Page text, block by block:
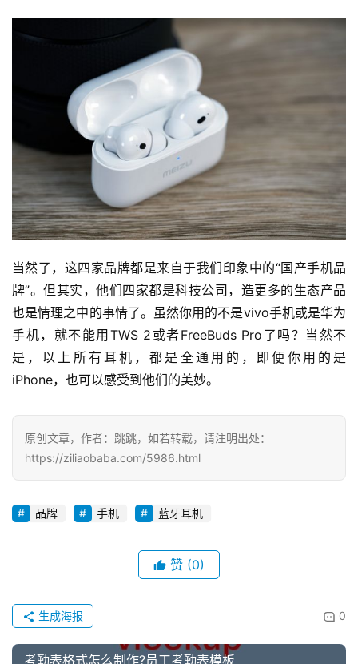
当然了，这四家品牌都是来自于我们印象中的“国产手机品
牌”。但其实，他们四家都是科技公司，造更多的生态产品
也是情理之中的事情了。虽然你用的不是vivo手机或是华为
手机，就不能用TWS 2或者FreeBuds Pro了吗？当然不
是，以上所有耳机，都是全通用的，即便你用的是
iPhone，也可以感受到他们的美妙。
原创文章，作者：跳跳，如若转载，请注明出处：
https://ziliaobaba.com/5986.html
品牌 手机 蓝牙耳机
赞 (0)
0
生成海报
考勤表格式怎么制作?员工考勤表模板